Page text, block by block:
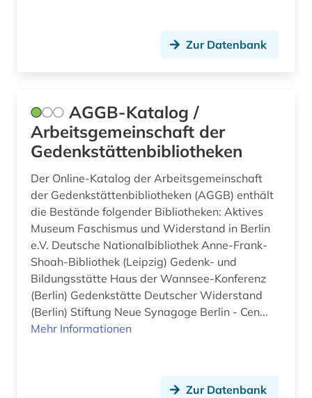
public history (1)
quelle (23)
quellen (1)
raubkunst (1)
reichspogromnacht (1)
restitution (2)
restitution (2)
restitution <kulturpolitik> (1)
Zur Datenbank
AGGB-Katalog /
Arbeitsgemeinschaft der
Gedenkstättenbibliotheken
Der Online-Katalog der Arbeitsgemeinschaft
der Gedenkstättenbibliotheken (AGGB) enthält
die Bestände folgender Bibliotheken: Aktives
Museum Faschismus und Widerstand in Berlin
e.V. Deutsche Nationalbibliothek Anne-Frank-
Shoah-Bibliothek (Leipzig) Gedenk- und
Bildungsstätte Haus der Wannsee-Konferenz
(Berlin) Gedenkstätte Deutscher Widerstand
(Berlin) Stiftung Neue Synagoge Berlin - Cen...
Mehr Informationen
Zur Datenbank